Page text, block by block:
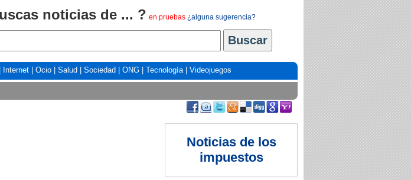
noticias de ... ? en pruebas ¿alguna sugerencia?
Internet Ocio Salud Sociedad ONG Tecnología| Videojuegos
Noticias de los
impuestos